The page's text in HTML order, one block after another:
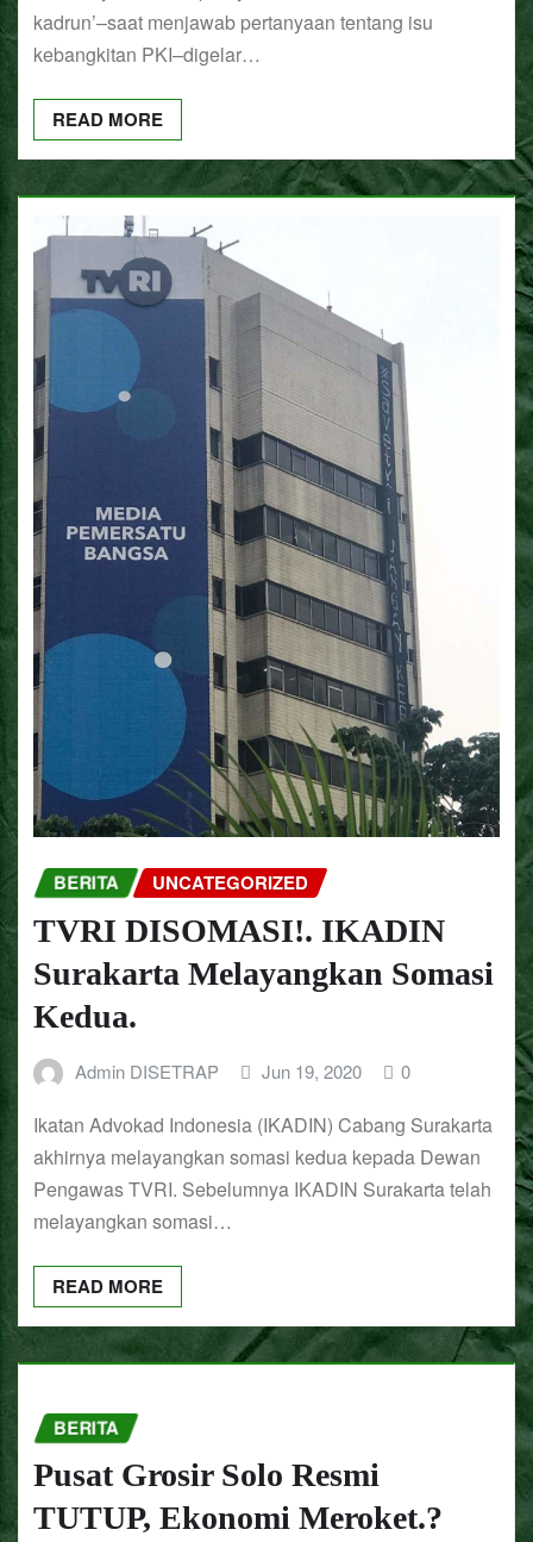
kadrun’–saat menjawab pertanyaan tentang isu
kebangkitan PKI–digelar…
READ MORE
BERITA UNCATEGORIZED
TVRI DISOMASI!. IKADIN
Surakarta Melayangkan Somasi
Kedua.
Admin DISETRAP Jun 19, 2020 0
Ikatan Advokad Indonesia (IKADIN) Cabang Surakarta
akhirnya melayangkan somasi kedua kepada Dewan
Pengawas TVRI. Sebelumnya IKADIN Surakarta telah
melayangkan somasi…
READ MORE
BERITA
Pusat Grosir Solo Resmi
TUTUP, Ekonomi Meroket.?